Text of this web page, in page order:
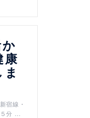
康
宿線・
分